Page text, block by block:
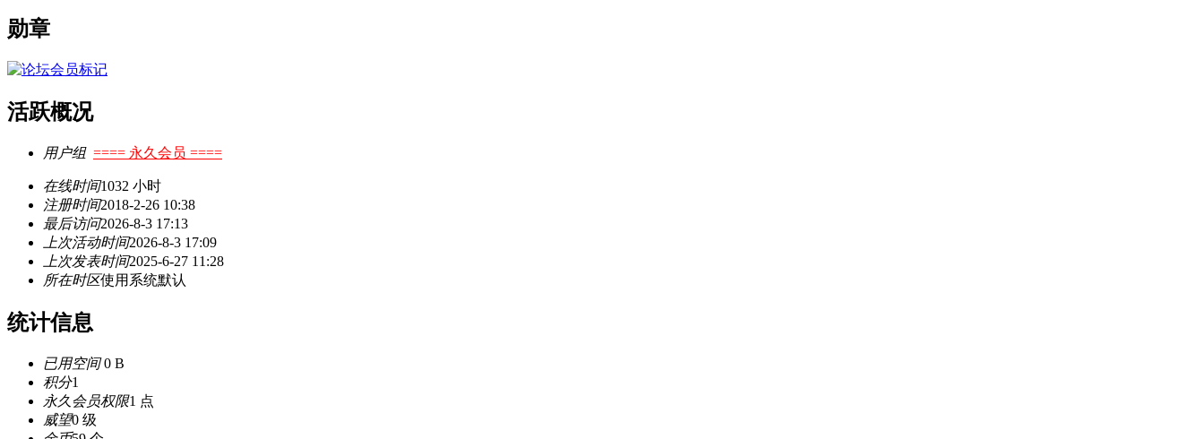
勋章
活跃概况
用户组 ==== 永久会员 ====
在线时间1032 小时
注册时间2018-2-26 10:38
最后访问2026-8-3 17:13
上次活动时间2026-8-3 17:09
上次发表时间2025-6-27 11:28
所在时区使用系统默认
统计信息
已用空间0 B
积分1
永久会员权限1 点
威望0 级